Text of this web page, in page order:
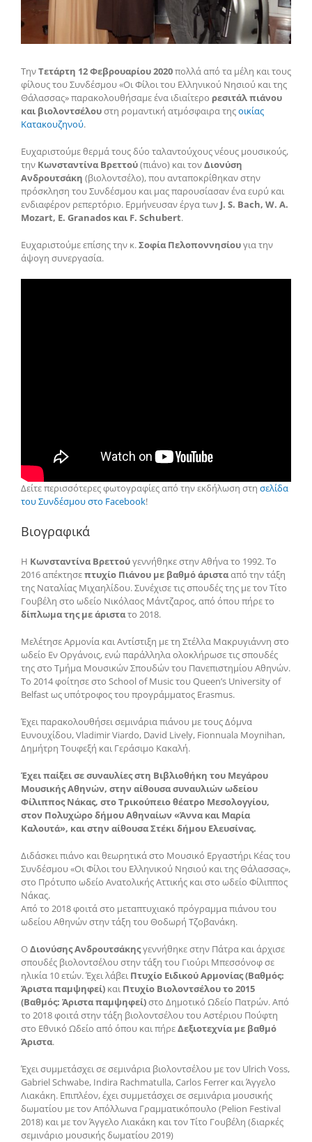
ΤηνΤετάρτη 12 Φεβρουαρίου 2020πολλά από τα μέλη και τους
φίλους του Συνδέσμου «Οι Φίλοι του Ελληνικού Νησιού και της
Θάλασσας» παρακολουθήσαμε ένα ιδιαίτερο ρεσιτάλ πιάνου
και βιολοντσέλουστη ρομαντική ατμόσφαιρα τηςοικίας
Κατακουζηνού.
Ευχαριστούμε θερμά τους δύο ταλαντούχους νέους μουσικούς,
την Κωνσταντίνα Βρεττού(πιάνο) και τονΔιονύση
Ανδρουτσάκη (βιολοντσέλο), που ανταποκρίθηκαν στην
πρόσκληση του Συνδέσμου και μας παρουσίασαν ένα ευρύ και
ενδιαφέρον ρεπερτόριο. Ερμήνευσαν έργα των J. S. Bach, W. A.
Mozart, E. Granados και F. Schubert.
Ευχαριστούμε επίσης την κ.Σοφία Πελοποννησίουγια την
άψογη συνεργασία.
Δείτε περισσότερες φωτογραφίες από την εκδήλωση στη σελίδα
του Συνδέσμου στο Facebook!
Βιογραφικά
Η Κωνσταντίνα Βρεττούγεννήθηκε στην Αθήνα το 1992. Το
2016 απέκτησεπτυχίο Πιάνου με βαθμό άριστααπό την τάξη
της Ναταλίας Μιχαηλίδου. Συνέχισε τις σπουδές της με τον Τίτο
Γουβέλη στο ωδείο Νικόλαος Μάντζαρος, από όπου πήρε το
δίπλωμα της με άριστατο 2018.
Μελέτησε Αρμονία και Αντίστιξη με τη Στέλλα Μακρυγιάννη στο
ωδείο Εν Οργάνοις, ενώ παράλληλα ολοκλήρωσε τις σπουδές
της στο Τμήμα Μουσικών Σπουδών του Πανεπιστημίου Αθηνών.
Το 2014 φοίτησε στο School of Music του Queen’s University of
Belfast ως υπότροφος του προγράμματος Erasmus.
Έχει παρακολουθήσει σεμινάρια πιάνου με τους Δόμνα
Ευνουχίδου, Vladimir Viardo, David Lively, Fionnuala Moynihan,
Δημήτρη Τουφεξή και Γεράσιμο Κακαλή.
Έχει παίξει σε συναυλίες στη Βιβλιοθήκη του Μεγάρου
Μουσικής Αθηνών, στην αίθουσα συναυλιών ωδείου
Φίλιππος Νάκας, στο Τρικούπειο θέατρο Μεσολογγίου,
στον Πολυχώρο δήμου Αθηναίων «Άννα και Μαρία
Καλουτά», και στην αίθουσα Στέκι δήμου Ελευσίνας.
Διδάσκει πιάνο και θεωρητικά στο Μουσικό Εργαστήρι Κέας του
Συνδέσμου «Οι Φίλοι του Ελληνικού Νησιού και της Θάλασσας»,
στο Πρότυπο ωδείο Ανατολικής Αττικής και στο ωδείο Φίλιππος
Νάκας.
Από το 2018 φοιτά στο μεταπτυχιακό πρόγραμμα πιάνου του
ωδείου Αθηνών στην τάξη του Θοδωρή Τζοβανάκη.
ΟΔιονύσης Ανδρουτσάκηςγεννήθηκε στην Πάτρα και άρχισε
σπουδές βιολοντσέλου στην τάξη του Γιούρι Μπεσσόνοφ σε
ηλικία 10 ετών. Έχει λάβει Πτυχίο Ειδικού Αρμονίας (Βαθμός:
Άριστα παμψηφεί) και Πτυχίο Βιολοντσέλου το 2015
(Βαθμός: Άριστα παμψηφεί)στο Δημοτικό Ωδείο Πατρών. Από
το 2018 φοιτά στην τάξη βιολοντσέλου του Αστέριου Πούφτη
στο Εθνικό Ωδείο από όπου και πήρεΔεξιοτεχνία με βαθμό
Άριστα.
Έχει συμμετάσχει σε σεμινάρια βιολοντσέλου με τον Ulrich Voss,
Gabriel Schwabe, Indira Rachmatulla, Carlos Ferrer και Άγγελο
Λιακάκη. Επιπλέον, έχει συμμετάσχει σε σεμινάρια μουσικής
δωματίου με τον Απόλλωνα Γραμματικόπουλο (Pelion Festival
2018) και με τον Άγγελο Λιακάκη και τον Τίτο Γουβέλη (διαρκές
σεμινάριο μουσικής δωματίου 2019)